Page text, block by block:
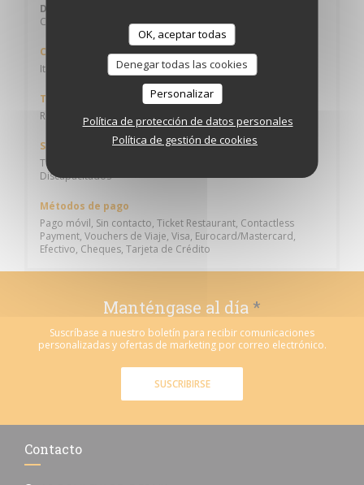
OK, aceptar todas
Denegar todas las cookies
Personalizar
Política de protección de datos personales
Política de gestión de cookies
Domingo
Cerrado
Cocina
Italiana, Española
Tipo de negocio
Restaurante de Tapas, Restaurante, Fiambres
Servicios
Terraza, Privatización, Organización de Eventos, Acceso a
Discapacitados
Métodos de pago
Pago móvil, Sin contacto, Ticket Restaurant, Contactless
Payment, Vouchers de Viaje, Visa, Eurocard/Mastercard,
Efectivo, Cheques, Tarjeta de Crédito
Manténgase al día *
Suscríbase a nuestro boletín para recibir comunicaciones
personalizadas y ofertas de marketing por correo electrónico.
SUSCRIBIRSE
Contacto